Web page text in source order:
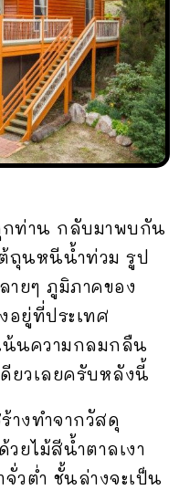
ท่าน กลับมาพบกัน
ถุนหนีน้ำท่วม รูป
ยๆ ภูมิภาคของ
อยู่ที่ประเทศ
น้นความกลมกลืน
ยวเลยครับหลังนี้
างทำจากวัสดุ
ยไม้สีน้ำตาลเงา
วต่ำ ชั้นล่างจะเป็น